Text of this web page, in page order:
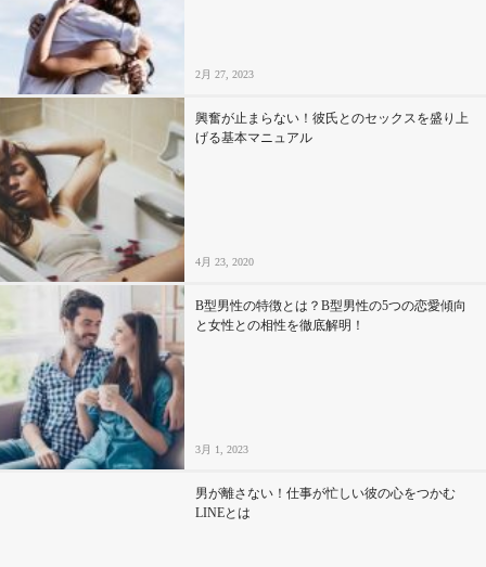
2月 27, 2023
興奮が止まらない！彼氏とのセックスを盛り上
げる基本マニュアル
4月 23, 2020
B型男性の特徴とは？B型男性の5つの恋愛傾向
と女性との相性を徹底解明！
3月 1, 2023
男が離さない！仕事が忙しい彼の心をつかむ
LINEとは